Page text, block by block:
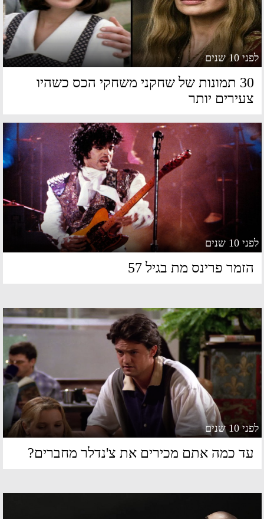
שנים
30 תמונות של שחקני משחקי הכס כשהיו
יותר
שנים
פרינס מת בגיל 57
שנים
כמה אתם מכירים את צ'נדלר מחברים?